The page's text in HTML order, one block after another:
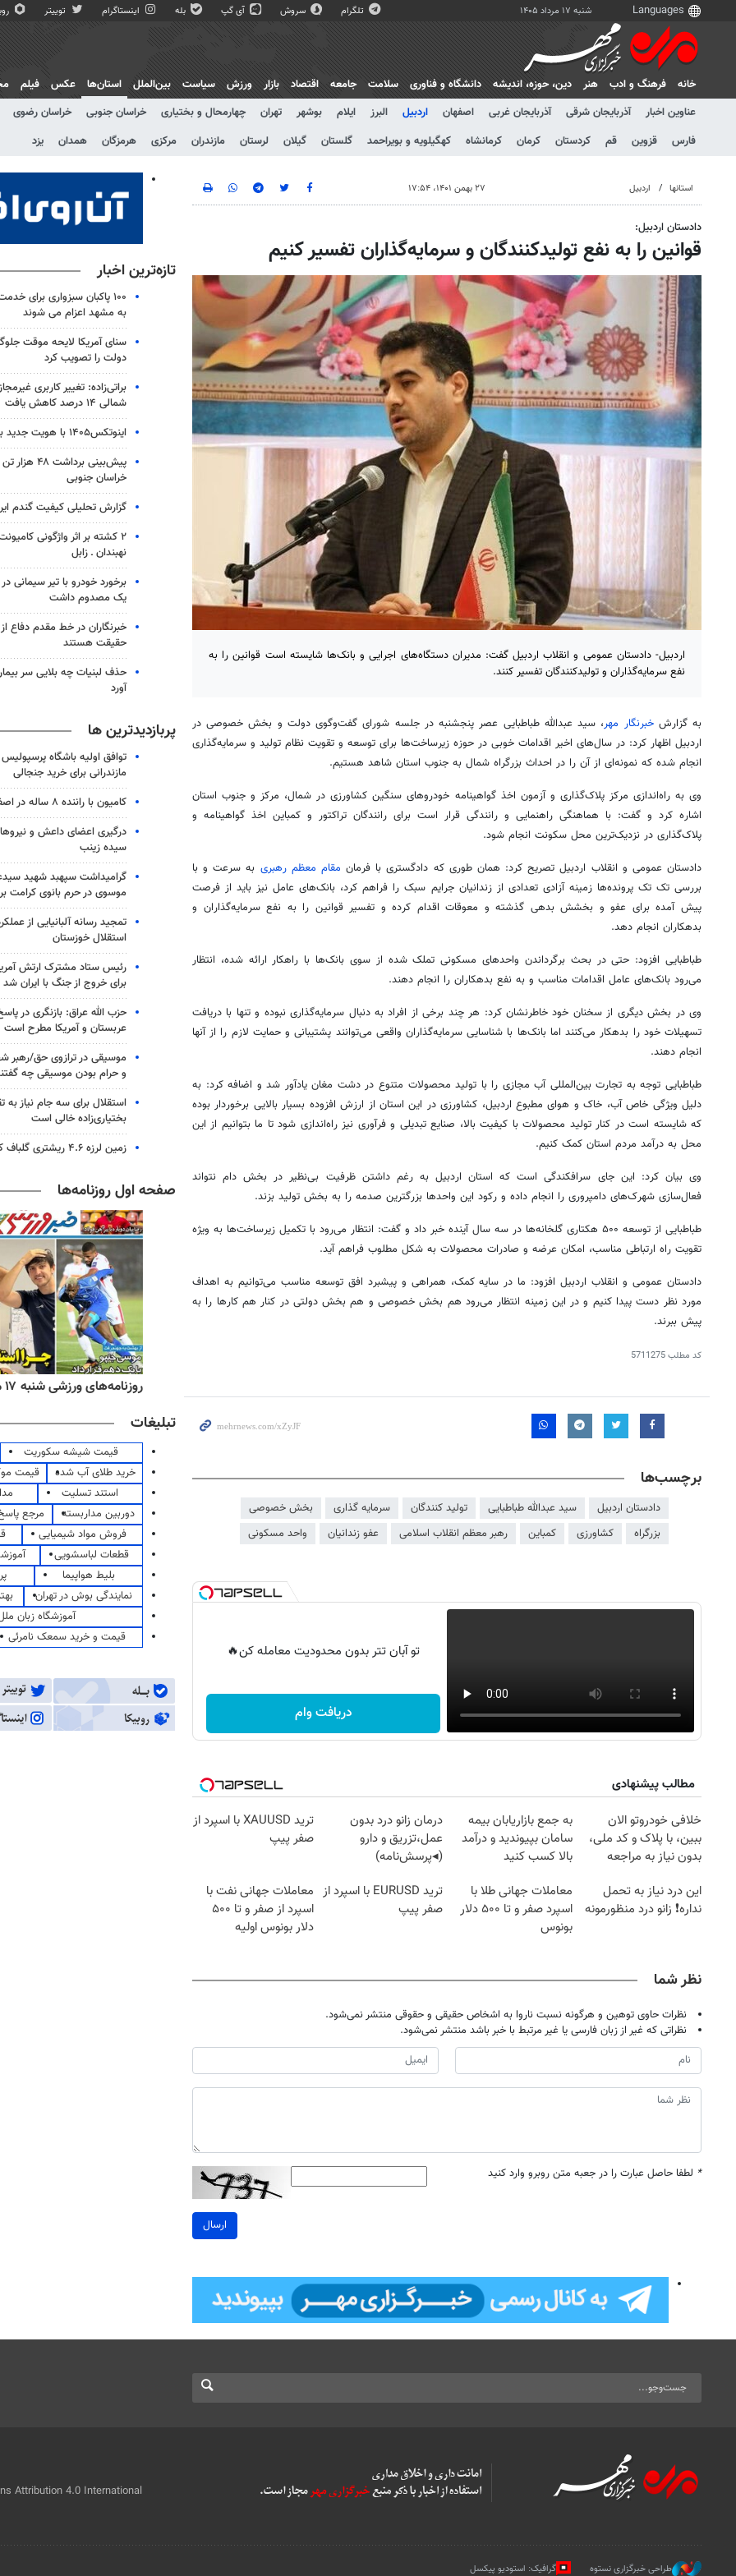
شنبه ۱۷ مرداد ۱۴۰۵ تلگرام سروش آی گپ بله اینستاگرام توییتر
خانه فرهنگ و ادب هنر دين، حوزه، انديشه دانشگاه و فناوری سلامت جامعه اقتصاد بازار ورزش سیاست بین‌الملل
استان‌ها
عناوین اخبار
آذربایجان شرقی آذربایجان غربی اصفهان اردبیل البرز ایلام بوشهر تهران چهارمحال و بختیاری خراسان جنوبی خراسان رضوی
فارس
قزوین قم کردستان کرمان کرمانشاه کهگیلویه و بویراحمد گلستان گیلان لرستان مازندران مرکزی هرمزگان همدان یزد
عکس فیلم
استانها اردبیل ۲۷ بهمن ۱۴۰۱، ۱۷:۵۴
دادستان اردبیل:
قوانین را به نفع تولیدکنندگان و سرمایه‌گذاران تفسیر کنیم
اردبیل- دادستان عمومی و انقلاب اردبیل گفت: مدیران دستگاه‌های اجرایی و بانک‌ها شایسته است قوانین را به
نفع سرمایه‌گذاران و تولیدکنندگان تفسیر کنند.
به گزارشخبرنگار مهر، سید عبدالله طباطبایی عصر پنجشنبه در جلسه شورای گفت‌وگوی دولت و بخش خصوصی در
اردبیل اظهار کرد: در سال‌های اخیر اقدامات خوبی در حوزه زیرساخت‌ها برای توسعه و تقویت نظام تولید و سرمایه‌گذاری
انجام شده که نمونه‌ای از آن را در احداث بزرگراه شمال به جنوب استان شاهد هستیم.
وی به راه‌اندازی مرکز پلاک‌گذاری و آزمون اخذ گواهینامه خودروهای سنگین کشاورزی در شمال، مرکز و جنوب استان
اشاره کرد و گفت: با هماهنگی راهنمایی و رانندگی قرار است برای رانندگان تراکتور و کمباین اخذ گواهینامه و
پلاک‌گذاری در نزدیک‌ترین محل سکونت انجام شود.
دادستان عمومی و انقلاب اردبیل تصریح کرد: همان طوری که دادگستری با فرمان مقام معظم رهبری به سرعت و با
بررسی تک تک پرونده‌ها زمینه آزادی تعدادی از زندانیان جرایم سبک را فراهم کرد، بانک‌های عامل نیز باید از فرصت
پیش آمده برای عفو و بخشش بدهی گذشته و معوقات اقدام کرده و تفسیر قوانین را به نفع سرمایه‌گذاران و
بدهکاران انجام دهد.
طباطبایی افزود: حتی در بحث برگرداندن واحدهای مسکونی تملک شده از سوی بانک‌ها با راهکار ارائه شده، انتظار
می‌رود بانک‌های عامل اقدامات مناسب و به نفع بدهکاران را انجام دهند.
وی در بخش دیگری از سخنان خود خاطرنشان کرد: هر چند برخی از افراد به دنبال سرمایه‌گذاری نبوده و تنها با دریافت
تسهیلات خود را بدهکار می‌کنند اما بانک‌ها با شناسایی سرمایه‌گذاران واقعی می‌توانند پشتیبانی و حمایت لازم را از آنها
انجام دهند.
طباطبایی توجه به تجارت بین‌المللی آب مجازی را با تولید محصولات متنوع در دشت مغان یادآور شد و اضافه کرد: به
دلیل ویژگی خاص آب، خاک و هوای مطبوع اردبیل، کشاورزی در این استان از ارزش افزوده بسیار بالایی برخوردار بوده
که شایسته است در کنار تولید محصولات با کیفیت بالا، صنایع تبدیلی و فرآوری نیز راه‌اندازی شود تا ما بتوانیم از این
محل به درآمد مردم استان کمک کنیم.
وی بیان کرد: این جای سرافکندگی است که استان اردبیل به رغم داشتن ظرفیت بی‌نظیر در بخش دام نتواند
فعال‌سازی شهرک‌های دامپروری را انجام داده و رکود این واحدها بزرگترین صدمه را به بخش تولید بزند.
طباطبایی از توسعه ۵۰۰ هکتاری گلخانه‌ها در سه سال آینده خبر داد و گفت: انتظار می‌رود با تکمیل زیرساخت‌ها به ویژه
تقویت راه ارتباطی مناسب، امکان عرضه و صادرات محصولات به شکل مطلوب فراهم آید.
دادستان عمومی و انقلاب اردبیل افزود: ما در سایه کمک، همراهی و پیشبرد افق توسعه مناسب می‌توانیم به اهداف
مورد نظر دست پیدا کنیم و در این زمینه انتظار می‌رود هم بخش خصوصی و هم بخش دولتی در کنار هم کارها را به
پیش ببرند.
کد مطلب5711275
برچسب‌ها
دادستان اردبیل سید عبدالله طباطبایی تولید کنندگان سرمایه گذاری
بخش خصوصی
بزرگراه
کشاورزی کمباین رهبر معظم انقلاب اسلامی عفو زندانیان واحد مسکونی
تو آبان تتر بدون محدودیت معامله کن🔥
دریافت وام
مطالب پیشنهادی
خلافی خودروتو الان
ببین، با پلاک و کد ملی،
بدون نیاز به مراجعه
به جمع بازاریابان بیمه
سامان بپیوندید و درآمد
بالا کسب کنید
درمان زانو درد بدون
عمل،تزریق و دارو
(◂پرسش‌نامه)
ترید XAUUSD با اسپرد از
صفر پیپ
این درد نیاز به تحمل
نداره❗ زانو درد منظورمونه
معاملات جهانی طلا با
اسپرد صفر و تا ۵۰۰ دلار
بونوس
ترید EURUSD با اسپرد از
صفر پیپ
معاملات جهانی نفت با
اسپرد از صفر و تا ۵۰۰
دلار بونوس اولیه
نظر شما
نظرات حاوی توهین و هرگونه نسبت ناروا به اشخاص حقیقی و حقوقی منتشر نمی‌شود.
نظراتی که غیر از زبان فارسی یا غیر مرتبط با خبر باشد منتشر نمی‌شود.
* لطفا حاصل عبارت را در جعبه متن روبرو وارد کنید
ارسال
تازه‌ترین اخبار
۱۰۰ پاکبان سبزواری برای
به مشهد اعزام می شوند
سنای آمریکا لایحه موقت
دولت را تصویب کرد
براتی‌زاده: تغییر کاربری
شمالی ۱۴ درصد کاهش یافت
اینوتکس۱۴۰۵ با هویت جدید برگزار می‌شود
پیش‌بینی
خراسان جنوبی
گزارش تحلیلی کیفیت گندم
۲ کشته بر اثر واژگونی
نهبندان ـ زابل
یک مصدوم داشت
خبرنگاران در خط مقدم دفاع
حقیقت هستند
حذف لبنیات چه بلایی سر
آورد
پربازدیدترین ها
توافق اولیه باشگاه
مازندرانی برای خرید جنجالی
کامیون با راننده ۸ ساله در اصفهان توقیف شد
درگیری اعضای داعش و
سیده زینب
گرامیداشت سپهبد شهید
موسوی در حرم بانوی کرامت
تمجید رسانه آلبانیایی از
استقلال خوزستان
رئیس ستاد مشترک ارتش
برای خروج از جنگ با ایران شد
حزب الله عراق: بازنگری در
عربستان و آمریکا مطرح است
موسیقی در ترازوی حق/رهبر
و حرام بودن موسیقی چه
استقلال برای سه جام نیاز
بختیاری‌زاده خالی است
زمین لرزه ۴.۶ ریشتری گلباف کرمان را لرزاند
صفحه اول روزنامه‌ها
روزنامه‌های ورزشی شنبه ۱۷ مرداد ۱۴۰۵
تبلیغات
قیمت شیشه سکوریت
خرید طلای آب شده
قیمت
استند تسلیت
دوربین مداربسته
مرجع
فروش مواد شیمیایی
قطعات لباسشویی
بلیط هواپیما
نمایندگی بوش در تهران
آموزشگاه زبان
قیمت و خرید سمعک نامرئی
Attribution 4.0 International
طراحی خبرگزاری نستوه گرافیک: استودیو پیکسل